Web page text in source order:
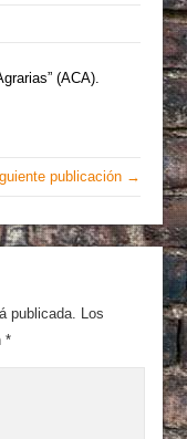
(ACA).
publicación →
publicada. Los
*